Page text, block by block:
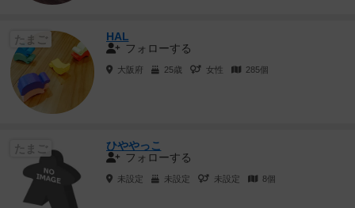
たまご
HAL
フォローする
大阪府 25歳 女性 285個
ひややっこ
フォローする
未設定 未設定 未設定 8個